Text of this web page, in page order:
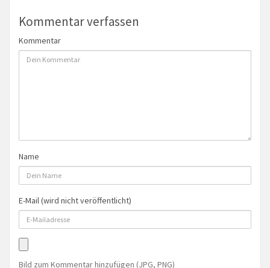
Kommentar verfassen
Kommentar
Name
E-Mail (wird nicht veröffentlicht)
Bild zum Kommentar hinzufügen (JPG, PNG)